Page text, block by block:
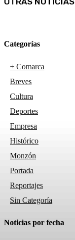
Categorías
+ Comarca
Breves
Cultura
Deportes
Empresa
Histórico
Monzón
Portada
Reportajes
Sin Categoría
Noticias por fecha